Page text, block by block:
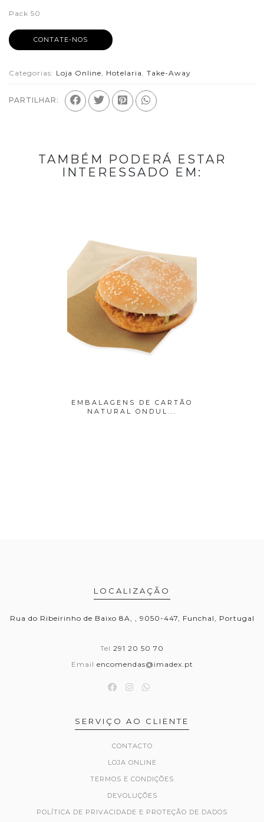
Pack 50
CONTATE-NOS
Categorias: Loja Online, Hotelaria , Take-Away
PARTILHAR:
TAMBÉM PODERÁ ESTAR
INTERESSADO EM:
EMBALAGENS DE CARTÃO
NATURAL ONDUL...
LOCALIZAÇÃO
Rua do Ribeirinho de Baixo 8A, , 9050-447, Funchal, Portugal
Tel 291 20 50 70
Email encomendas@imadex.pt
SERVIÇO AO CLIENTE
CONTACTO
LOJA ONLINE
TERMOS E CONDIÇÕES
DEVOLUÇÕES
POLÍTICA DE PRIVACIDADE E PROTEÇÃO DE DADOS